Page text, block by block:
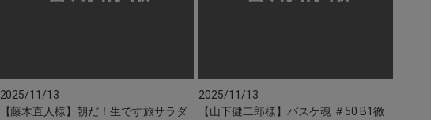
2025/11/13
【藤木直人様】朝だ！生です旅サラダ
2025/11/13
【山下健二郎様】バスケ魂 ＃50 B1徹